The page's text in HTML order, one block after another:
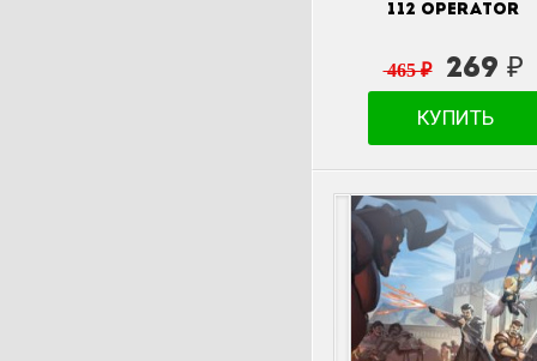
112 Operator
465 ₽ 269 ₽
КУПИТЬ